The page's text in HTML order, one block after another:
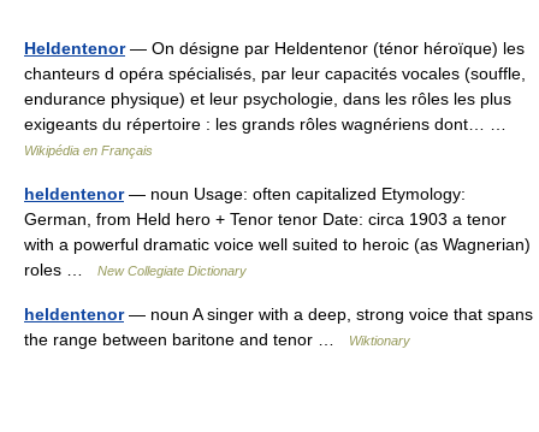
Heldentenor— On désigne par Heldentenor (ténor héroïque) les
chanteurs d opéra spécialisés, par leur capacités vocales (souffle,
endurance physique) et leur psychologie, dans les rôles les plus
exigeants du répertoire : les grands rôles wagnériens dont… …
Wikipédia en Français
heldentenor— noun Usage: often capitalized Etymology:
German, from Held hero + Tenor tenor Date: circa 1903 a tenor
with a powerful dramatic voice well suited to heroic (as Wagnerian)
roles …
New Collegiate Dictionary
heldentenor— noun A singer with a deep, strong voice that spans
the range between baritone and tenor …
Wiktionary